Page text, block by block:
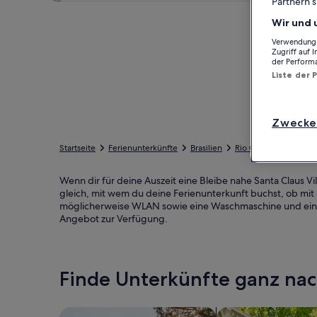
Startseite Ferienunterkünfte Brasilien Rio Grande do Sul
Wenn dir für deine Auszeit eine Bleibe nahe Santa Claus
gleich, mit wem du deine Ferienunterkunft buchst, ob
möglicherweise WLAN sowie eine Waschmaschine und
Angebot zur Verfügung.
Finde Unterkünfte ganz
Suche nach Ferienhäusern Suche nach
Wir und
Zugriff auf
der
Liste der